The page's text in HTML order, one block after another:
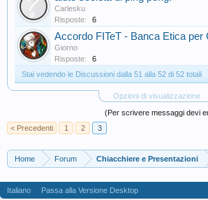
Carlesku
Risposte:
6
Accordo FITeT - Banca Etica per
Giorno
Risposte:
6
Stai vedendo le Discussioni dalla 51 alla 52 di 52 totali
Opzioni di visualizzazione
(Per scrivere messaggi devi
< Precedenti
1 2 3
Home Forum Chiacchiere e Presentazioni
Italiano Passa alla Versione Desktop